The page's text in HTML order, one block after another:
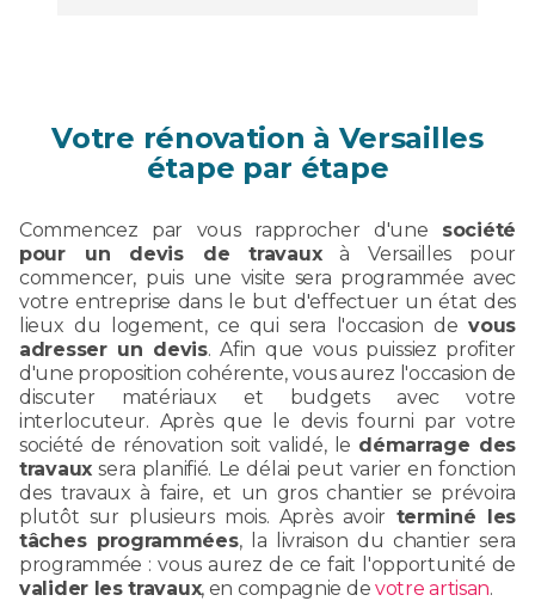
Votre rénovation à Versailles
étape par étape
Commencez par vous rapprocher d'une société
pour un devis de travauxà Versailles pour
commencer, puis une visite sera programmée avec
votre entreprise dans le but d'effectuer un état des
lieux du logement, ce qui sera l'occasion devous
adresser un devis. Afin que vous puissiez profiter
d'une proposition cohérente, vous aurez l'occasion de
discuter matériaux et budgets avec votre
interlocuteur. Après que le devis fourni par votre
société de rénovation soit validé, le démarrage des
travauxsera planifié. Le délai peut varier en fonction
des travaux à faire, et un gros chantier se prévoira
plutôt sur plusieurs mois. Après avoir terminé les
tâches programmées, la livraison du chantier sera
programmée : vous aurez de ce fait l'opportunité de
valider les travaux, en compagnie de votre artisan.